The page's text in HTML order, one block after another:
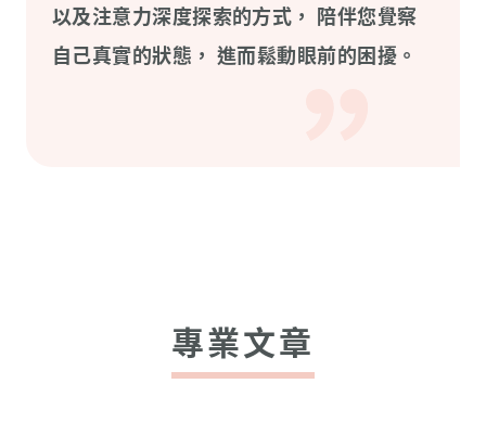
以及注意力深度探索的方式， 陪伴您覺察
自己真實的狀態， 進而鬆動眼前的困擾。
專業文章